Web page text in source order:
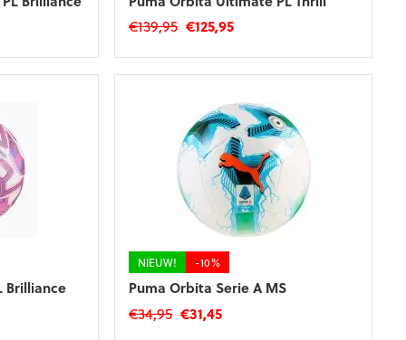
€139,95 Oorspronkelijke
was:
€125,95Huidige
is:
Brilliance
NIEUW! -10%
Puma Orbita Serie A MS
€34,95 Oorspronkelijke
€31,45Huidige